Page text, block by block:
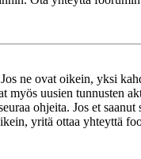
ne ovat oikein, yksi
myös uusien tunnusten
ohjeita. Jos et
yritä ottaa yhteyttä